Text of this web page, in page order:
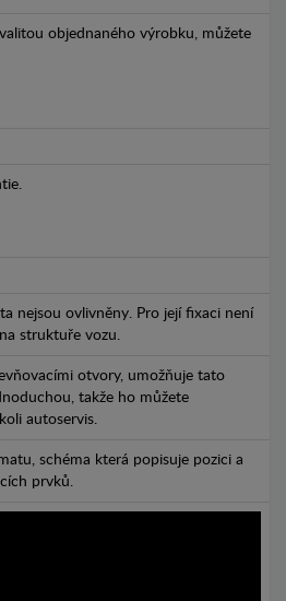
objednaného výrobku, můžete
nejsou ovlivněny. Pro její fixaci není
struktuře vozu.
otvory, umožňuje tato
takže ho můžete
autoservis.
schéma která popisuje pozici a
prvků.